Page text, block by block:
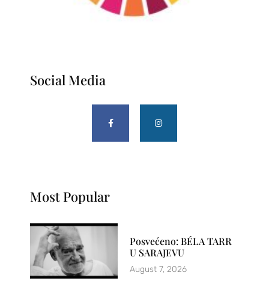
Social Media
Most Popular
Posvećeno: BÉLA TARR
U SARAJEVU
August 7, 2026